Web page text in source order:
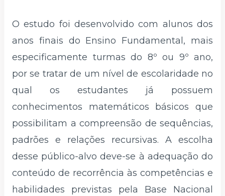
O estudo foi desenvolvido com alunos dos
anos finais do Ensino Fundamental, mais
especificamente turmas do 8º ou 9º ano,
por se tratar de um nível de escolaridade no
qual os estudantes já possuem
conhecimentos matemáticos básicos que
possibilitam a compreensão de sequências,
padrões e relações recursivas. A escolha
desse público-alvo deve-se à adequação do
conteúdo de recorrência às competências e
habilidades previstas pela Base Nacional